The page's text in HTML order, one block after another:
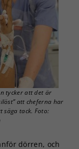
tycker att det är
att cheferna har
säga tack. Foto:
dörren, och